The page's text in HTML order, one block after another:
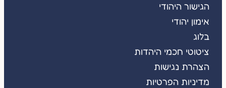
הגישור היהודי
אימון יהודי
בלוג
ציטוטי חכמי היהדות
הצהרת נגישות
מדיניות הפרטיות